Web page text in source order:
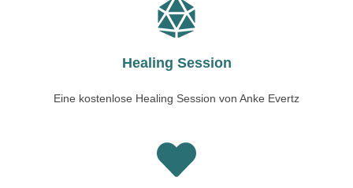
Healing Session
Eine kostenlose Healing Session von Anke Evertz